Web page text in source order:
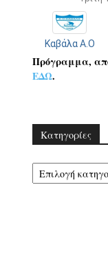
Καβάλα Α.Ο
Πρόγραμμα,
ΕΔΩ.
Kατηγορίες
Kατηγορίες